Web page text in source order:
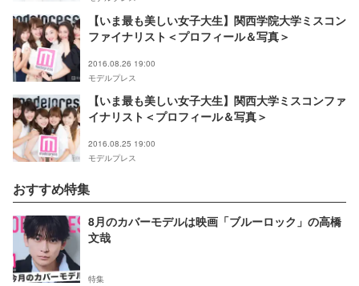
【いま最も美しい女子大生】関西学院大学ミスコン
ファイナリスト＜プロフィール＆写真＞
2016.08.26 19:00
モデルプレス
【いま最も美しい女子大生】関西大学ミスコンファ
イナリスト＜プロフィール＆写真＞
2016.08.25 19:00
モデルプレス
おすすめ特集
8月のカバーモデルは映画「ブルーロック」の高橋
文哉
特集